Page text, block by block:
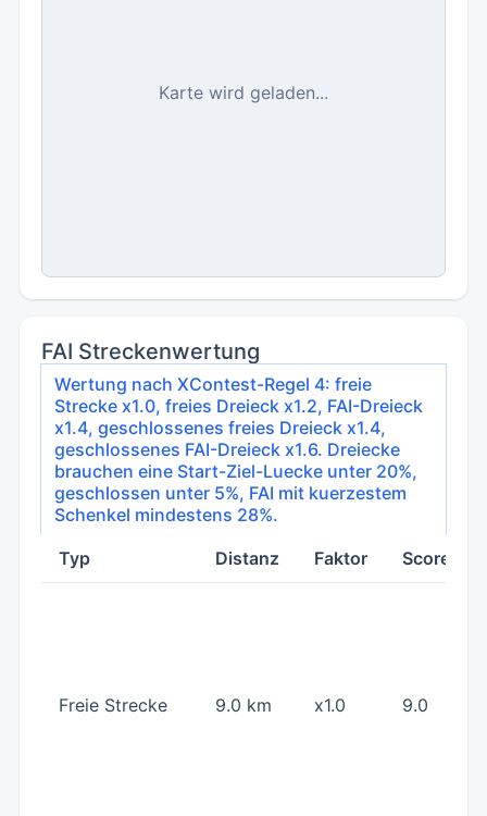
Karte wird geladen...
FAI Streckenwertung
Wertung nach XContest-Regel 4: freie
Strecke x1.0, freies Dreieck x1.2, FAI-Dreieck
x1.4, geschlossenes freies Dreieck x1.4,
geschlossenes FAI-Dreieck x1.6. Dreiecke
brauchen eine Start-Ziel-Luecke unter 20%,
geschlossen unter 5%, FAI mit kuerzestem
Schenkel mindestens 28%.
Typ
Distanz Faktor Score
Freie Strecke 9.0 km x1.0 9.0